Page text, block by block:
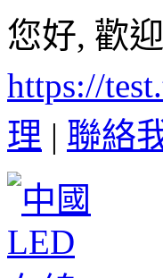
您好, 歡
https://
理 | 聯絡